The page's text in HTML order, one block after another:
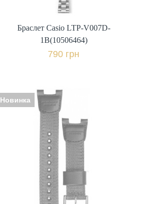
+ порівняти
Купити в 1 клік
Браслет Casio LTP-V007D-
1B(10506464)
790 грн
Новинка
Ремінець Casio SGW-100B-3V
Виробник: Японія, Ремінець |
браслет: каучук,
920 грн.